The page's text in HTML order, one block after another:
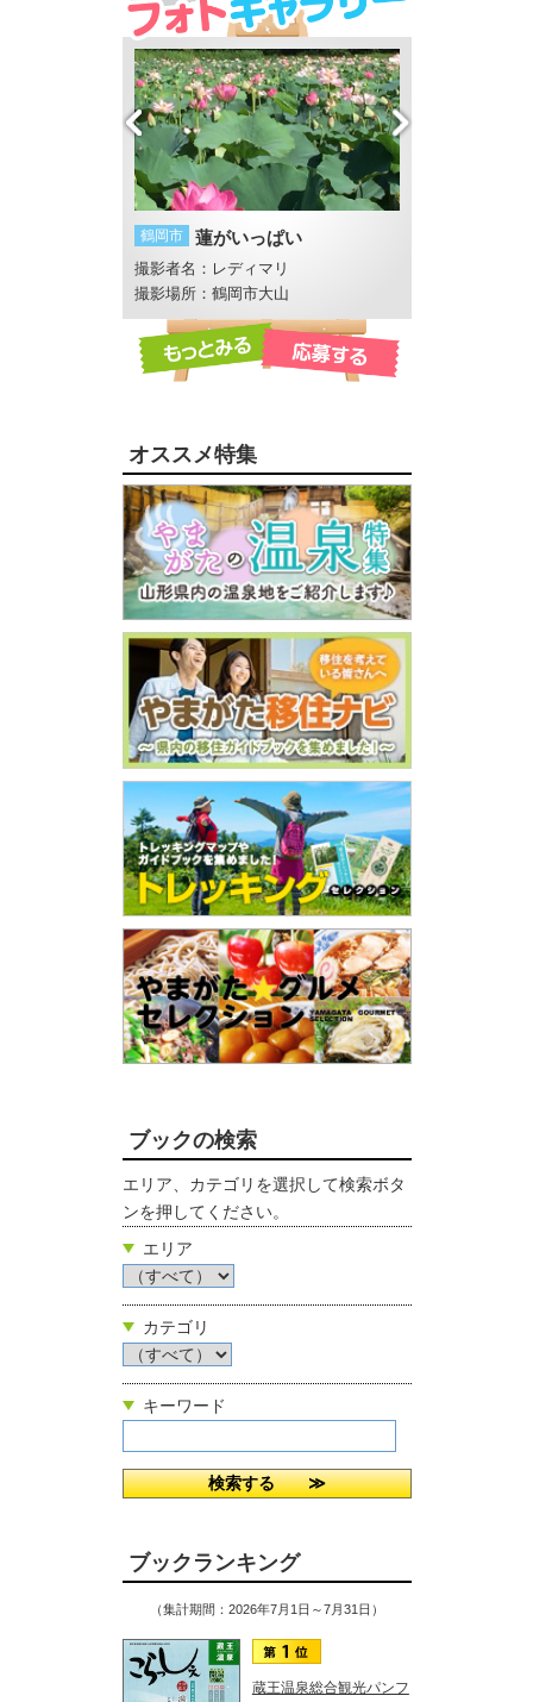
鶴岡市 蓮がいっぱい
撮影者名：レディマリ
撮影場所：鶴岡市大山
オススメ特集
ブックの検索
エリア、カテゴリを選択して検索ボタ
ンを押してください。
エリア
カテゴリ
キーワード
ブックランキング
（集計期間：2026年7月1日～7月31日）
蔵王温泉総合観光パンフ